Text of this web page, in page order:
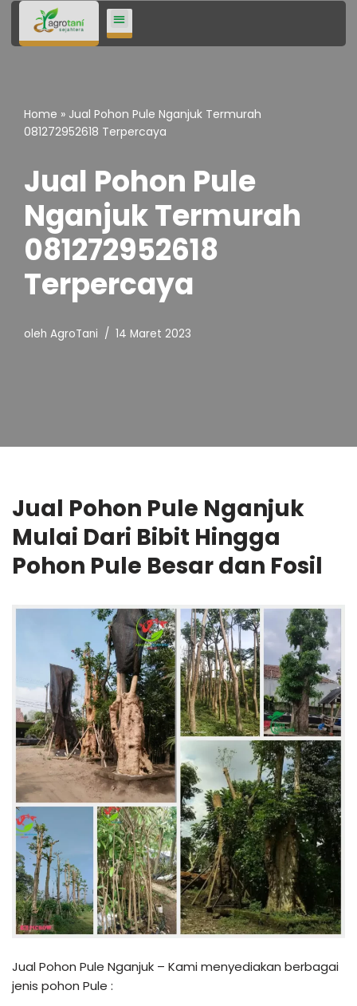
Lompat
Home » Jual Pohon Pule Nganjuk Termurah
081272952618 Terpercaya
Jual Pohon Pule
Nganjuk Termurah
081272952618
Terpercaya
oleh AgroTani 14 Maret 2023
Jual Pohon Pule Nganjuk
Mulai Dari Bibit Hingga
Pohon Pule Besar dan Fosil
Jual Pohon Pule Nganjuk – Kami menyediakan berbagai
jenis pohon Pule :